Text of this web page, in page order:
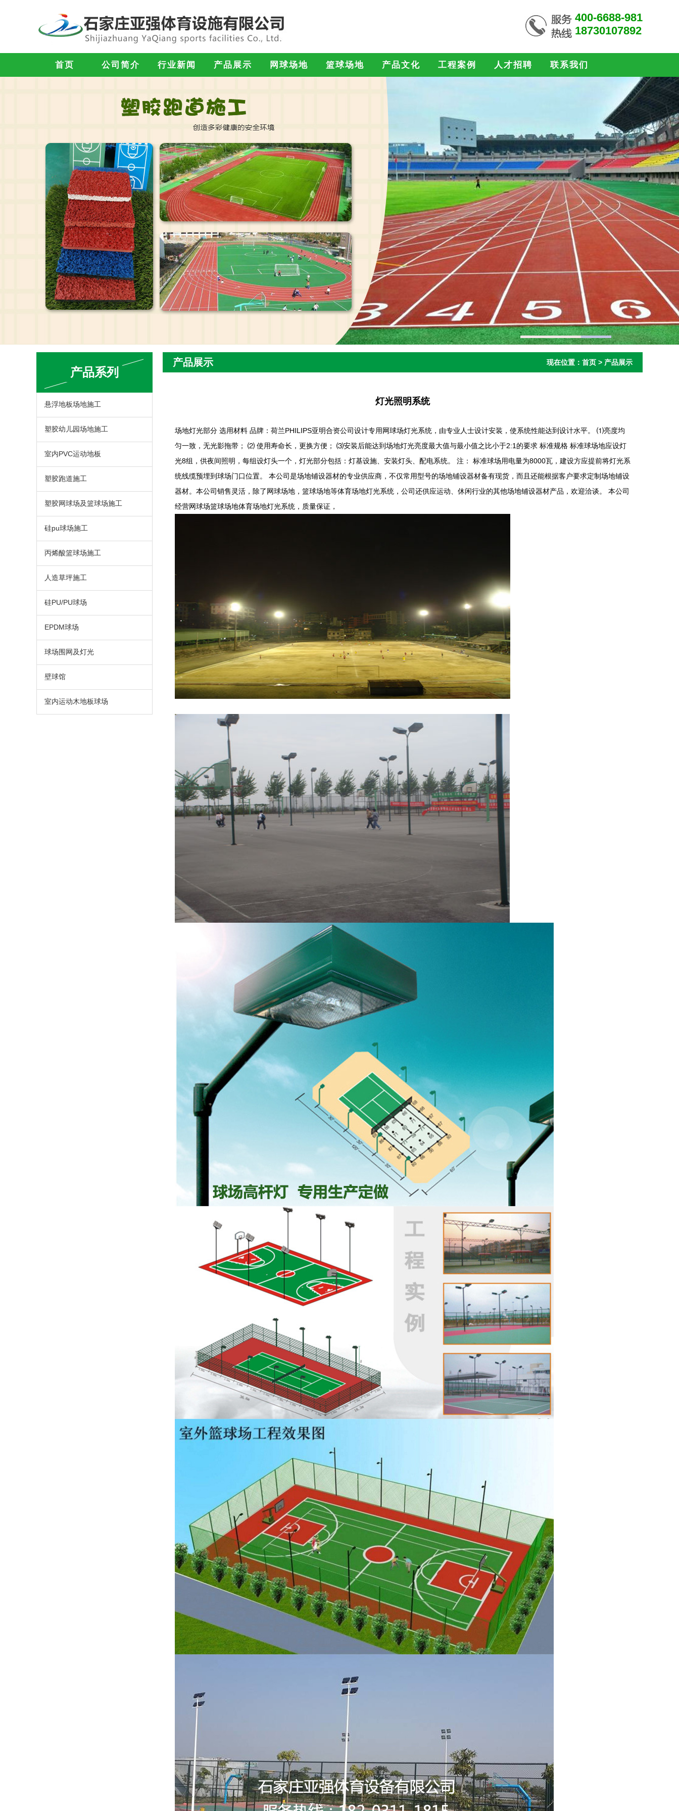
400-6688-981
18730107892
首页 公司简介 行业新闻 产品展示 网球场地 篮球场地 产品文化 工程案例 人才招聘 联系我们
产品系列
悬浮地板场地施工
塑胶幼儿园场地施工
室内PVC运动地板
塑胶跑道施工
塑胶网球场及篮球场施工
硅pu球场施工
丙烯酸篮球场施工
人造草坪施工
硅PU/PU球场
EPDM球场
球场围网及灯光
壁球馆
室内运动木地板球场
产品展示 现在位置： 首页 > 产品展示
灯光照明系统
场地灯光部分 选用材料 品牌：荷兰PHILIPS亚明合资公司设计专用网球场灯光系统，由专业人士设计安装，使系统性能达到设计水平。 ⑴亮度均
匀一致，无光影拖带； ⑵ 使用寿命长，更换方便； ⑶安装后能达到场地灯光亮度最大值与最小值之比小于2:1的要求 标准规格 标准球场地应设灯
光8组，供夜间照明，每组设灯头一个，灯光部分包括：灯基设施、安装灯头、配电系统。 注： 标准球场用电量为8000瓦，建设方应提前将灯光系
统线缆预埋到球场门口位置。 本公司是场地铺设器材的专业供应商，不仅常用型号的场地铺设器材备有现货，而且还能根据客户要求定制场地铺设
器材。本公司销售灵活，除了网球场地，篮球场地等体育场地灯光系统，公司还供应运动、休闲行业的其他场地铺设器材产品，欢迎洽谈。 本公司
经营网球场篮球场地体育场地灯光系统，质量保证，